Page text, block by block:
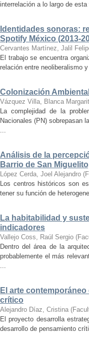
interrelación a lo largo de
Identidades sonoras:
Spotify México (2013-
Cervantes Martínez, Jalil
El trabajo se encuentra
relación entre neoliberalismo
Colonización
Vázquez Villa, Blanca
La complejidad de la
Nacionales (PN) sobrepasan
...
Análisis de la
Barrio de San
López Cerda, Joel Alejandro (
Los centros históricos son
tener su función de
La habitabilidad y
indicadores
Vallejo Coss, Raúl Sergio (
Dentro del área de la
probablemente el más
...
El arte
crítico
Alejandro Díaz, Cristina (
El proyecto desarrolla
desarrollo de pensamiento